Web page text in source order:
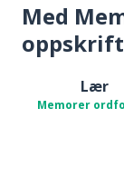
Med
oppskrift
Lær
Memorer